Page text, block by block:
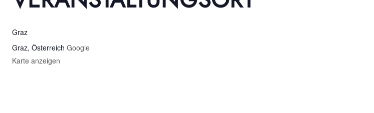
Graz
Graz, Österreich Google
Karte anzeigen